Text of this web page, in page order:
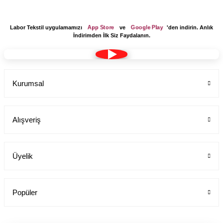
Labor Tekstil uygulamamızı App Store ve Google Play 'den indirin. Anlık
İndirimden İlk Siz Faydalanın.
Kurumsal
Alışveriş
Üyelik
Popüler